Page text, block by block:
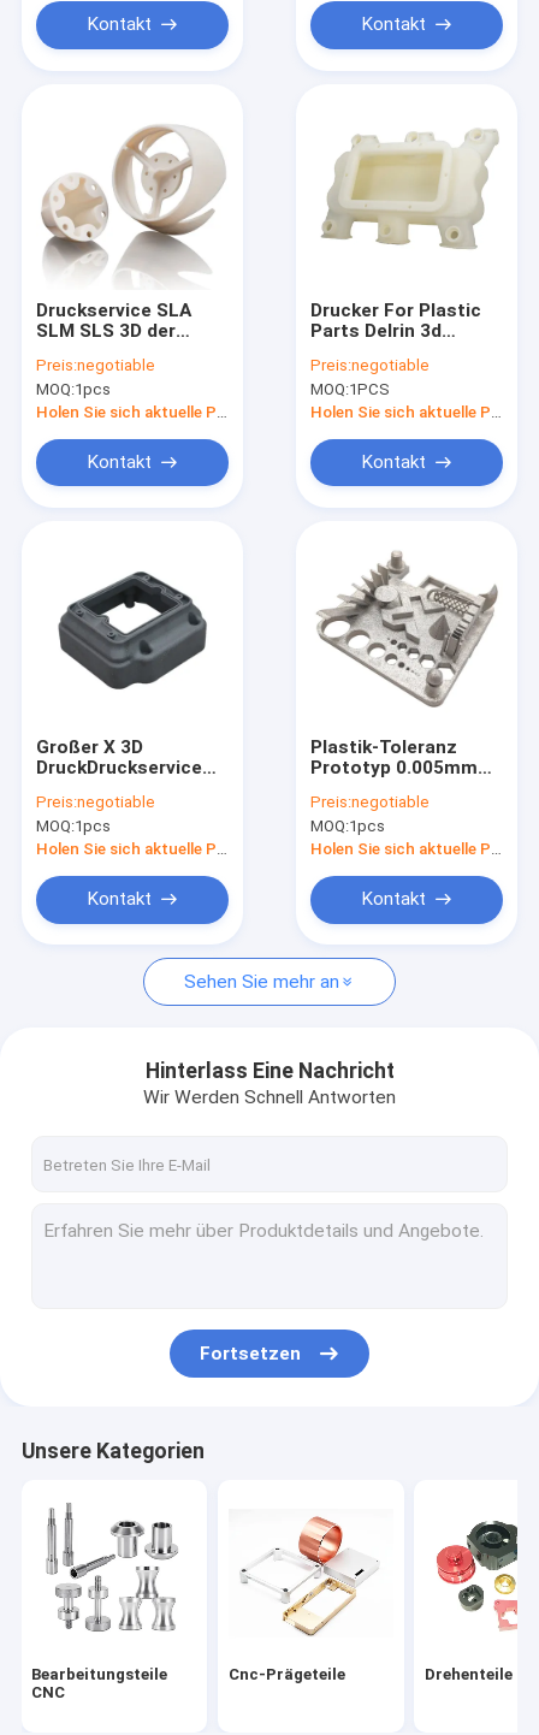
Produkte
Über uns
Fabrik-Tour
Nachrichten
Fordern Sie ein Angebot an
Bearbeitungsteile CNC
Drehenteile CNC
Laser, der Teile schneidet
Bearbeitungsuhr-Teile CNC
Cnc-Plastikteile
Hölzerne Teile CNC
Zylinder-Gang
Kontakt Kontakt
Druckservice SLA
SLM SLS 3D der
Prototypen und
Modelle
Preis:negotiable
MOQ:1pcs
Holen Sie sich aktuelle Preis
Kontakt
Drucker For Plastic
Parts Delrin 3d
Luftfahrtkomponenten
drucken
Preis:negotiable
MOQ:1PCS
Holen Sie sich aktuelle Preis
Kontakt
Großer X 3D
DruckDruckservice
im
Designbereichkupferner
verhärteter Metallsls
Preis:negotiable
MOQ:1pcs
Holen Sie sich aktuelle Preis
Kontakt
Plastik-Toleranz
Prototyp 0.005mm
ABS Druckservice
SLS 3D
Preis:negotiable
MOQ:1pcs
Holen Sie sich aktuelle Preis
Kontakt
Sehen Sie mehr an
Hinterlass Eine Nachricht
Wir Werden Schnell Antworten
Fortsetzen
Unsere Kategorien
Bearbeitungsteile
CNC
Cnc-Prägeteile Drehenteile